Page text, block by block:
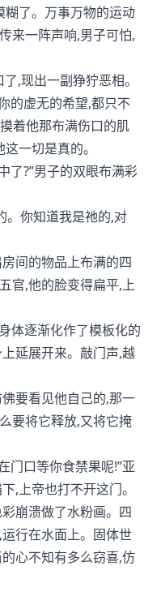
了。万事万物的运动
来一阵声响,男子可怕,
,现出一副狰狞恶相。
的虚无的希望,都只不
着他那布满伤口的肌
一切是真的。
了?”男子的双眼布满彩
。你知道我是祂的,对
间的物品上布满的四
官,他的脸变得扁平,上
体逐渐化作了模板化的
延展开来。敲门声,越
要看见他自己的,那一
要将它释放,又将它掩
门口等你食禁果呢!”亚
,上帝也打不开这门。
崩溃做了水粉画。四
行在水面上。固体世
心不知有多么窃喜,仿